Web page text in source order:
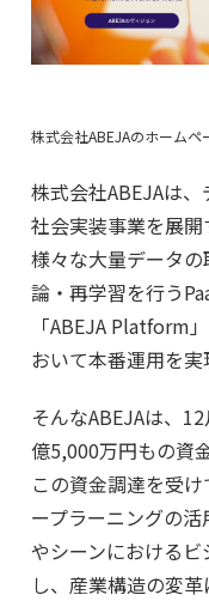
株式会社ABEJAのホームペ
株式会社ABEJAは
社会実装事業を展開
様々な大量データ
論・再学習を行う
「ABEJA Platform
おいて本番運用を実
そんなABEJAは、
億5,000万円もの資
この資金調達を受
ープラーニングの
やシーンにおける
し、産業構造の変革